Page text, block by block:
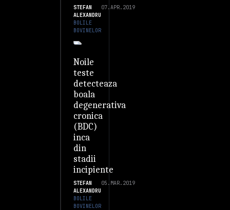
STEFAN
ALEXANDRU
07.APR.2019
BOLILE
BOVINELOR
Noile
teste
detecteaza
boala
degenerativa
cronica
(BDC)
inca
din
stadii
incipiente
STEFAN
ALEXANDRU
05.MAR.2019
BOLILE
BOVINELOR